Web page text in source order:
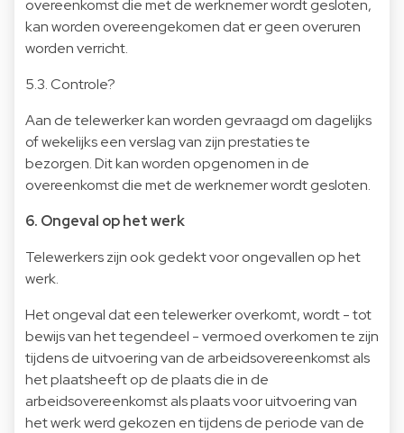
overeenkomst die met de werknemer wordt gesloten,
kan worden overeengekomen dat er geen overuren
worden verricht.
5.3. Controle?
Aan de telewerker kan worden gevraagd om dagelijks
of wekelijks een verslag van zijn prestaties te
bezorgen. Dit kan worden opgenomen in de
overeenkomst die met de werknemer wordt gesloten.
6. Ongeval op het werk
Telewerkers zijn ook gedekt voor ongevallen op het
werk.
Het ongeval dat een telewerker overkomt, wordt - tot
bewijs van het tegendeel - vermoed overkomen te zijn
tijdens de uitvoering van de arbeidsovereenkomst als
het plaatsheeft op de plaats die in de
arbeidsovereenkomst als plaats voor uitvoering van
het werk werd gekozen en tijdens de periode van de